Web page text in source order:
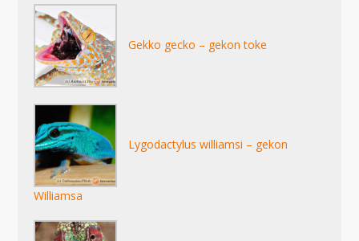
Gekko gecko – gekon toke
Lygodactylus williamsi – gekon
Williamsa